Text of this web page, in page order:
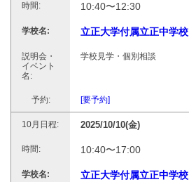
10:40〜12:30
立正大学付属立正中学校
学校見学・個別相談
[要予約]
2025/10/10(金)
10:40〜17:00
立正大学付属立正中学校